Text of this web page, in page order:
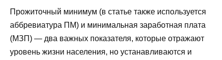
Прожиточный минимум (в статье также используется
аббревиатура ПМ) и минимальная заработная плата
(МЗП) — два важных показателя, которые отражают
уровень жизни населения, но устанавливаются и